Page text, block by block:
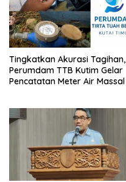
Tingkatkan Akurasi Tagihan,
Perumdam TTB Kutim Gelar
Pencatatan Meter Air Massal